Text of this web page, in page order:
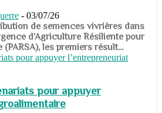
- 03/07/26
de semences vivrières dans
d’Agriculture Résiliente pour
les premiers résult...
pour appuyer